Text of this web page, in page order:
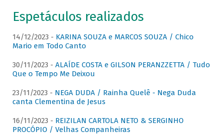
Espetáculos realizados
14/12/2023 - KARINA SOUZA e MARCOS SOUZA / Chico
Mario em Todo Canto
30/11/2023 - ALAÍDE COSTA e GILSON PERANZZETTA / Tudo
Que o Tempo Me Deixou
23/11/2023 - NEGA DUDA / Rainha Quelê - Nega Duda
canta Clementina de Jesus
16/11/2023 - REIZILAN CARTOLA NETO & SERGINHO
PROCÓPIO / Velhas Companheiras